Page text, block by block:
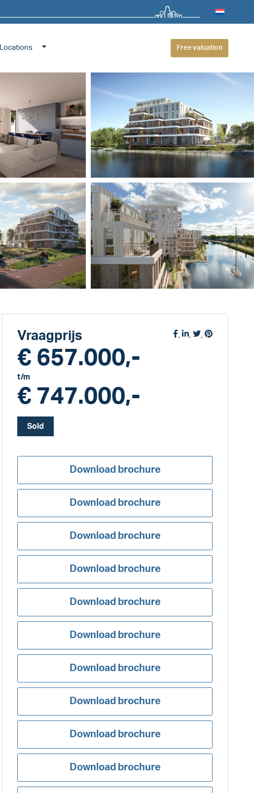
Locations Free valuation
Vraagprijs
€ 657.000,-
t/m
€ 747.000,-
Sold
Download brochure
Download brochure
Download brochure
Download brochure
Download brochure
Download brochure
Download brochure
Download brochure
Download brochure
Download brochure